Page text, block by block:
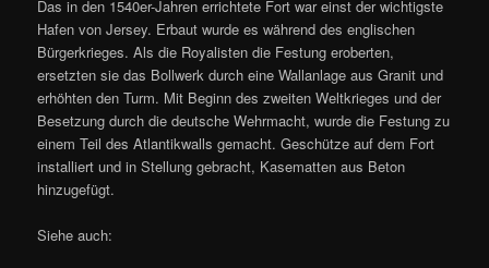
Das in den 1540er-Jahren errichtete Fort war einst der wichtigste
Hafen von Jersey. Erbaut wurde es während des englischen
Bürgerkrieges. Als die Royalisten die Festung eroberten,
ersetzten sie das Bollwerk durch eine Wallanlage aus Granit und
erhöhten den Turm. Mit Beginn des zweiten Weltkrieges und der
Besetzung durch die deutsche Wehrmacht, wurde die Festung zu
einem Teil des Atlantikwalls gemacht. Geschütze auf dem Fort
installiert und in Stellung gebracht, Kasematten aus Beton
hinzugefügt.
Siehe auch: